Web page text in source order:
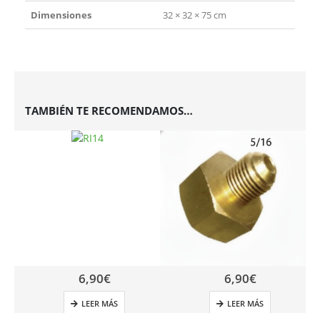
Dimensiones 32 × 32 × 75 cm
TAMBIÉN TE RECOMENDAMOS…
6,90€
LEER MÁS
6,90€
LEER MÁS